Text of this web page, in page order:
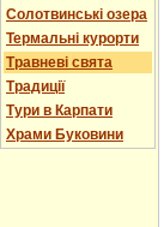
Солотвинські озера
Термальні курорти
Травневі свята
Традиції
Тури в Карпати
Храми Буковини